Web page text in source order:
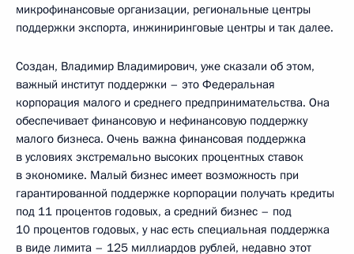
микрофинансовые организации, региональные центры
поддержки экспорта, инжиниринговые центры и так далее.
Создан, Владимир Владимирович, уже сказали об этом,
важный институт поддержки – это Федеральная
корпорация малого и среднего предпринимательства. Она
обеспечивает финансовую и нефинансовую поддержку
малого бизнеса. Очень важна финансовая поддержка
в условиях экстремально высоких процентных ставок
в экономике. Малый бизнес имеет возможность при
гарантированной поддержке корпорации получать кредиты
под 11 процентов годовых, а средний бизнес – под
10 процентов годовых, у нас есть специальная поддержка
в виде лимита – 125 миллиардов рублей, недавно этот